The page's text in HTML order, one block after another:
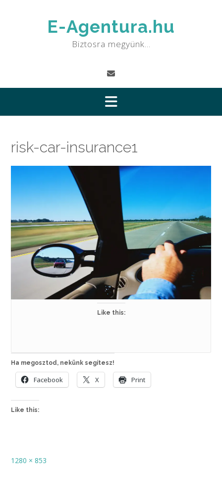
E-Agentura.hu
Biztosra megyünk…
risk-car-insurance1
Like this:
Ha megosztod, nekünk segítesz!
Facebook X Print
Like this:
Full
1280 × 853